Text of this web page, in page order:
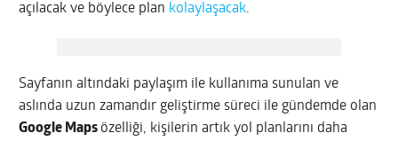
açılacak ve böylece plan kolaylaşacak.
Sayfanın altındaki paylaşım ile kullanıma sunulan ve
aslında uzun zamandır geliştirme süreci ile gündemde olan
Google Maps özelliği, kişilerin artık yol planlarını daha